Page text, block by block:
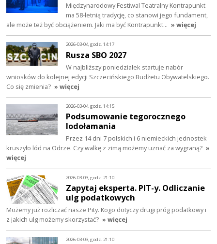
Międzynarodowy Festiwal Teatralny Kontrapunkt
ma 58-letnią tradycję, co stanowi jego fundament,
ale może też być obciążeniem. Jaki ma być Kontrapunkt… » więcej
2026-03-04, godz. 14:17
Rusza SBO 2027
W najbliższy poniedziałek startuje nabór
wniosków do kolejnej edycji Szczecińskiego Budżetu Obywatelskiego.
Co się zmienia? » więcej
2026-03-04, godz. 14:15
Podsumowanie tegorocznego
lodołamania
Przez 14 dni 7 polskich i 6 niemieckich jednostek
kruszyło lód na Odrze. Czy walkę z zimą możemy uznać za wygraną? »
więcej
2026-03-03, godz. 21:10
Zapytaj eksperta. PIT-y. Odliczanie
ulg podatkowych
Możemy już rozliczać nasze Pity. Kogo dotyczy drugi próg podatkowy i
z jakich ulg możemy skorzystać? » więcej
2026-03-03, godz. 21:10